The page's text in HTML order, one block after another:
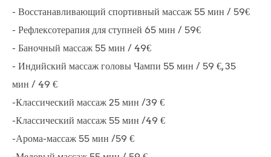
- Восстанавливающий спортивный массаж 55 мин / 59€
- Рефлексотерапия для ступней 65 мин / 59€
- Баночный массаж 55 мин / 49€
- Индийский массаж головы Чампи 55 мин / 59 €, 35
мин / 49 €
-Классический массаж 25 мин /39 €
-Классический массаж 55 мин /49 €
-Арома-массаж 55 мин /59 €